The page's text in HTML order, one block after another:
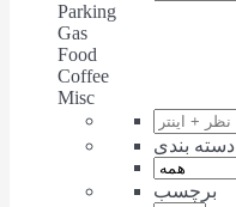
Parking
Gas
Food
Coffee
Misc
دسته بندی
برچسب